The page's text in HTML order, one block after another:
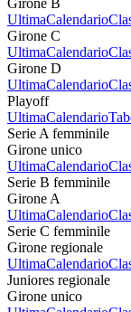
UltimaCalendario
Girone C
UltimaCalendario
Girone D
UltimaCalendario
Playoff
UltimaCalendario
Serie A femminile
Girone unico
UltimaCalendario
Serie B femminile
Girone A
UltimaCalendario
Serie C femminile
Girone regionale
UltimaCalendario
Juniores regionale
Girone unico